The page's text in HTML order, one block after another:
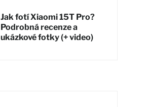
Jak fotí Xiaomi 15T Pro?
Podrobná recenze a
ukázkové fotky (+ video)